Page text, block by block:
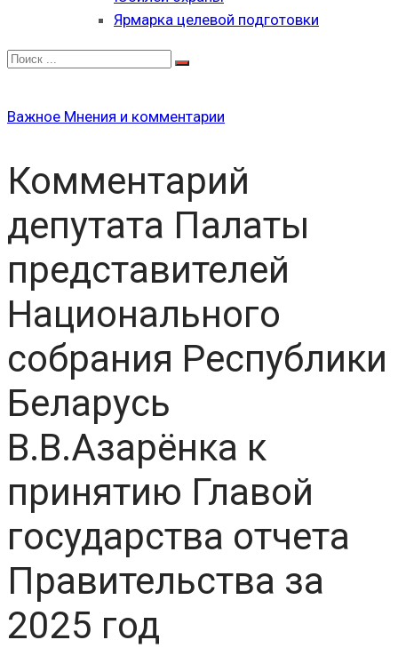
Ярмарка целевой подготовки
Важное Мнения и комментарии
Комментарий
депутата Палаты
представителей
Национального
собрания Республики
Беларусь
В.В.Азарёнка к
принятию Главой
государства отчета
Правительства за
2025 год